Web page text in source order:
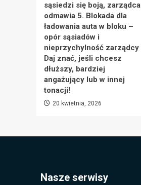
sąsiedzi się boją, zarządca
odmawia 5. Blokada dla
ładowania auta w bloku –
opór sąsiadów i
nieprzychylność zarządcy
Daj znać, jeśli chcesz
dłuższy, bardziej
angażujący lub w innej
tonacji!
20 kwietnia, 2026
Nasze serwisy